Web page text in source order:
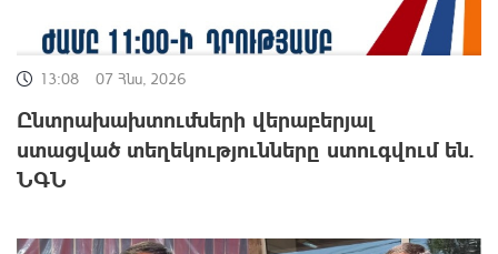
13:08 07 Հնս, 2026
Ընտրախախտումների վերաբերյալ
ստացված տեղեկությունները ստուգվում են.
ՆԳՆ